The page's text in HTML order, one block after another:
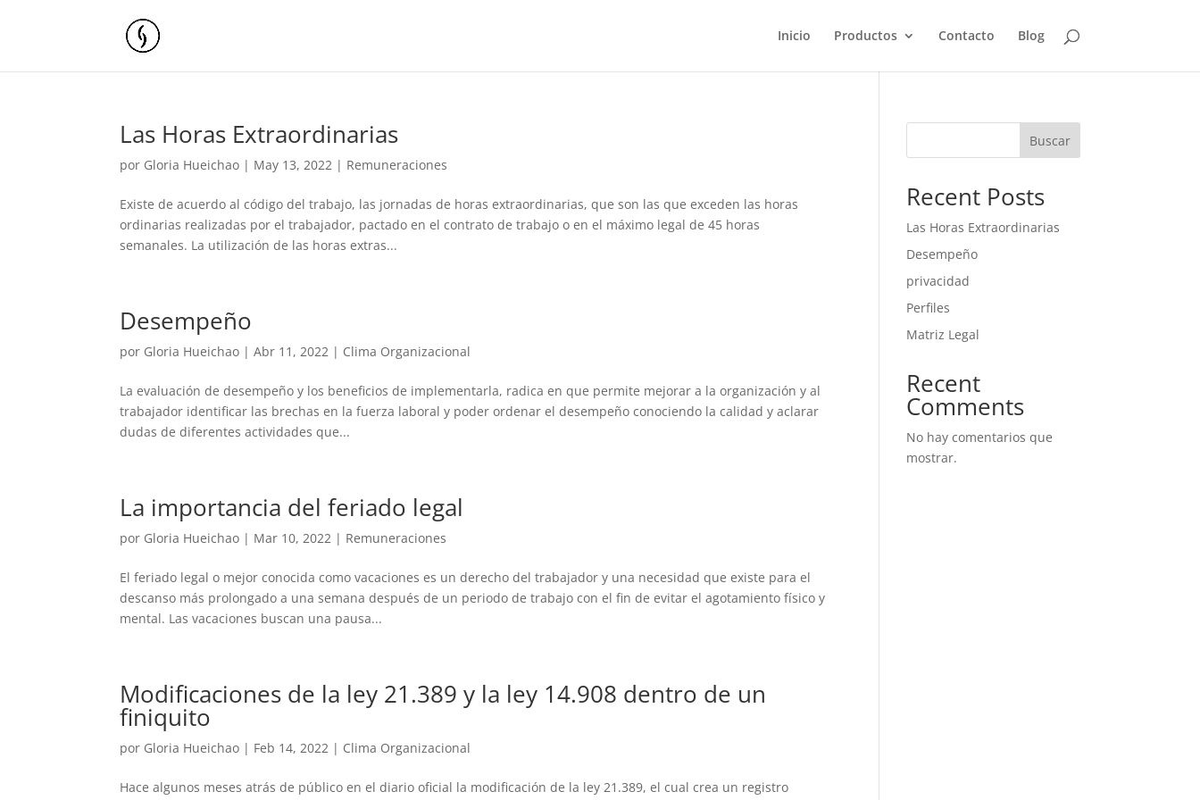
Inicio Productos Contacto Blog
Las Horas Extraordinarias
por Gloria Hueichao | May 13, 2022 | Remuneraciones
Existe de acuerdo al código del trabajo, las jornadas de horas extraordinarias, que son las que exceden las horas
ordinarias realizadas por el trabajador, pactado en el contrato de trabajo o en el máximo legal de 45 horas
semanales. La utilización de las horas extras...
Desempeño
por Gloria Hueichao |Abr 11, 2022 | Clima Organizacional
La evaluación de desempeño y los beneficios de implementarla, radica en que permite mejorar a la organización y al
trabajador identificar las brechas en la fuerza laboral y poder ordenar el desempeño conociendo la calidad y aclarar
dudas de diferentes actividades que...
La importancia del feriado legal
por Gloria Hueichao | Mar 10, 2022 | Remuneraciones
El feriado legal o mejor conocida como vacaciones es un derecho del trabajador y una necesidad que existe para el
descanso más prolongado a una semana después de un periodo de trabajo con el fin de evitar el agotamiento físico y
mental. Las vacaciones buscan una pausa...
Modificaciones de la ley 21.389 y la ley 14.908 dentro de un
finiquito
por Gloria Hueichao | Feb 14, 2022 | Clima Organizacional
Hace algunos meses atrás de público en el diario oficial la modificación de la ley 21.389, el cual crea un registro
Buscar
Recent Posts
Las Horas Extraordinarias
Desempeño
privacidad
Perfiles
Matriz Legal
Recent
Comments
No hay comentarios que
mostrar.